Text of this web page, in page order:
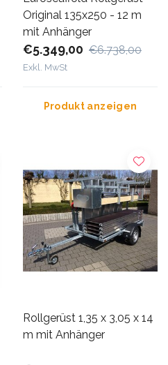
Original 135x250 - 12 m
mit Anhänger
€5.349,00 €6.738,00
Exkl. MwSt
Produkt anzeigen
Rollgerüst 1,35 x 3,05 x 14
m mit Anhänger